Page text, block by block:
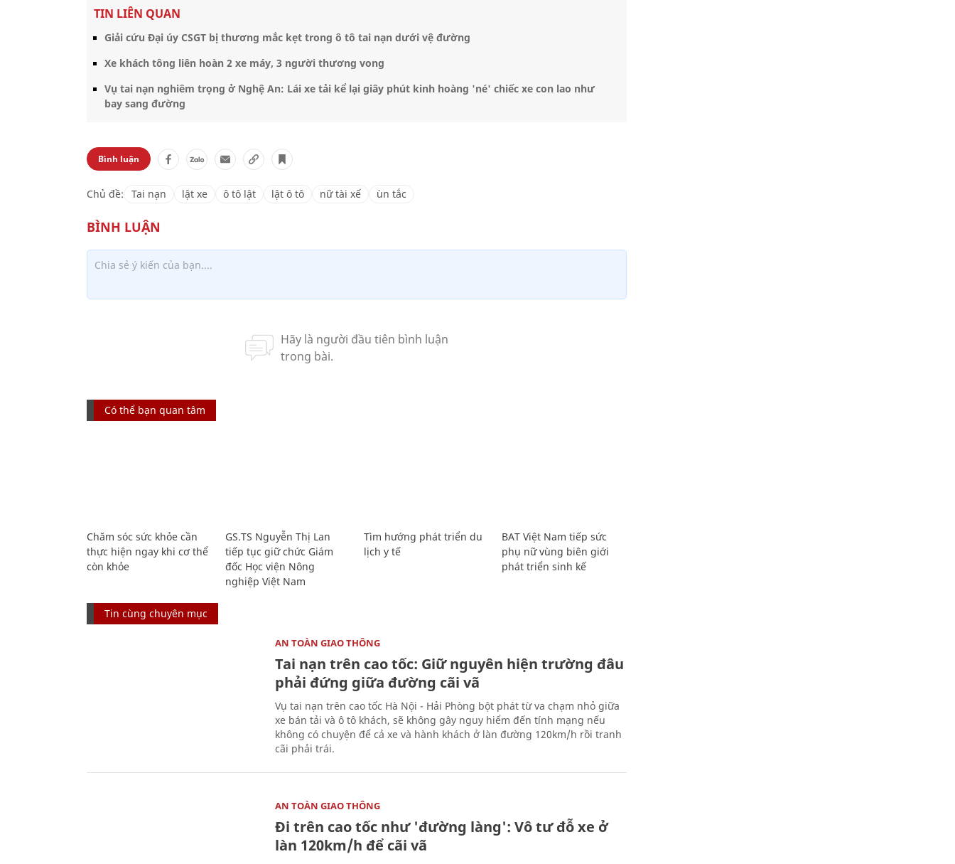
TIN LIÊN QUAN
Giải cứu Đại úy CSGT bị thương mắc kẹt trong ô tô tai nạn dưới vệ đường
Xe khách tông liên hoàn 2 xe máy, 3 người thương vong
Vụ tai nạn nghiêm trọng ở Nghệ An: Lái xe tải kể lại giây phút kinh hoàng 'né' chiếc xe con lao như
bay sang đường
Bình luận
Chủ đề: Tai nạn lật xe ô tô lật lật ô tô nữ tài xế ùn tắc
Có thể bạn quan tâm
Chăm sóc sức khỏe cần
thực hiện ngay khi cơ thể
còn khỏe
GS.TS Nguyễn Thị Lan
tiếp tục giữ chức Giám
đốc Học viện Nông
nghiệp Việt Nam
Tìm hướng phát triển du
lịch y tế
BAT Việt Nam tiếp sức
phụ nữ vùng biên giới
phát triển sinh kế
Tin cùng chuyên mục
AN TOÀN GIAO THÔNG
Tai nạn trên cao tốc: Giữ nguyên hiện trường đâu
phải đứng giữa đường cãi vã
Vụ tai nạn trên cao tốc Hà Nội - Hải Phòng bột phát từ va chạm nhỏ giữa
xe bán tải và ô tô khách, sẽ không gây nguy hiểm đến tính mạng nếu
không có chuyện để cả xe và hành khách ở làn đường 120km/h rồi tranh
cãi phải trái.
AN TOÀN GIAO THÔNG
Đi trên cao tốc như 'đường làng': Vô tư đỗ xe ở
làn 120km/h để cãi vã